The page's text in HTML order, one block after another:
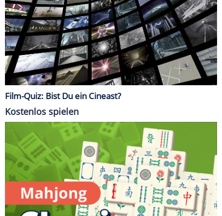
Film-Quiz: Bist Du ein Cineast?
Kostenlos spielen